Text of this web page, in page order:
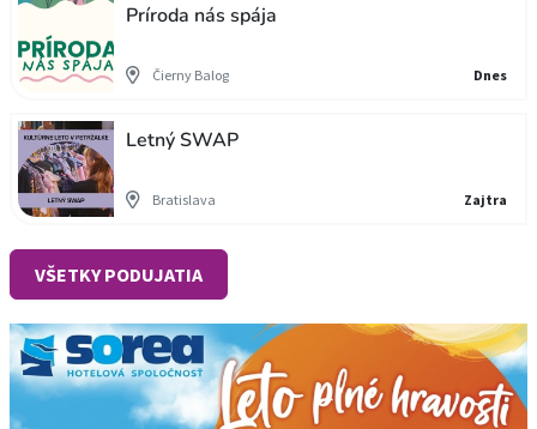
Príroda nás spája
Čierny Balog Dnes
Letný SWAP
Bratislava Zajtra
VŠETKY PODUJATIA